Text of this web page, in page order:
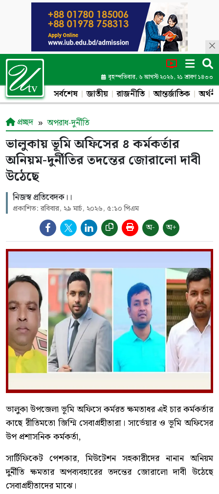
বৃহস্পতিবার, ৬ আগস্ট ২০২৬, ২১ শ্রাবণ ১৪৩৩
সর্বশেষ জাতীয় রাজনীতি আন্তর্জাতিক
প্রচ্ছদ অপরাধ-দুর্নীতি
ভালুকায় ভূমি অফিসের ৪ কর্মকর্তার
অনিয়ম-দুর্নীতির তদন্তের জোরালো দাবী
উঠেছে
নিজস্ব প্রতিবেদক।।
প্রকাশিত: রবিবার, ২৯ মার্চ, ২০২৬, ৫:১০ পিএম
অ- অ+
ভালুকা উপজেলা ভূমি অফিসে কর্মরত ক্ষমতাধর এই চার কর্মকর্তার
কাছে রীতিমতো জিম্মি সেবাগ্রহীতারা। সার্ভেয়ার ও ভূমি অফিসের
উপ প্রশাসনিক কর্মকর্তা,
সার্টিফিকেট পেশকার, মিউটেশন সহকারীদের নানান অনিয়ম
দুর্নীতি ক্ষমতার অপব্যবহারের তদন্তের জোরালো দাবী উঠেছে
সেবাগ্রহীতাদের মাঝে।